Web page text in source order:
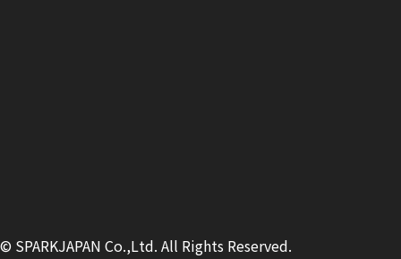
© SPARKJAPAN Co.,Ltd. All Rights Reserved.